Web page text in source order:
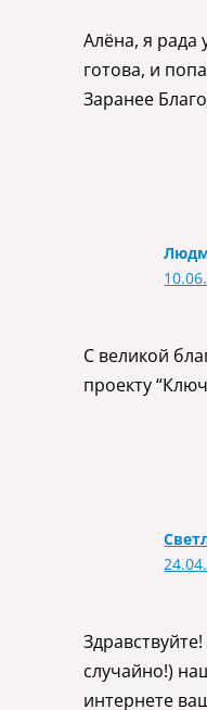
Алёна, я рада
готова, и
Заранее
С великой
проекту
случайно!)
интернете